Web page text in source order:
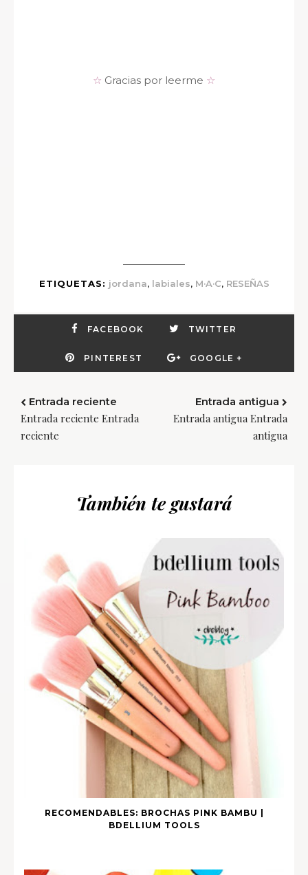
☆ Gracias por leerme ☆
ETIQUETAS: jordana, labiales, M·A·C, RESEÑAS
FACEBOOK TWITTER
PINTEREST GOOGLE +
Entrada reciente
Entrada reciente Entrada
reciente
Entrada antigua
Entrada antigua Entrada
antigua
También te gustará
RECOMENDABLES: BROCHAS PINK BAMBU |
BDELLIUM TOOLS